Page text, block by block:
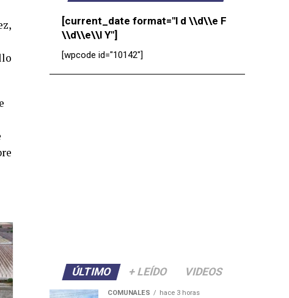
[current_date format="l d \\d\\e F
\\d\\e\\l Y"]
[wpcode id="10142"]
ÚLTIMO + LEÍDO VIDEOS
COMUNALES hace 3 horas